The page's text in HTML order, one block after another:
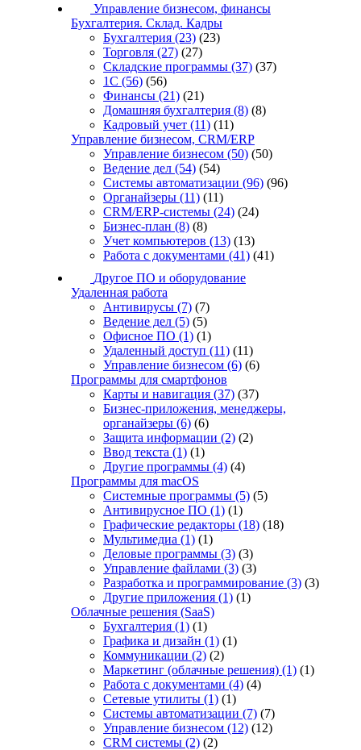
Управление бизнесом, финансы
Бухгалтерия. Склад. Кадры
Бухгалтерия (23) (23)
Торговля (27) (27)
Складские программы (37) (37)
1С (56) (56)
Финансы (21) (21)
Домашняя бухгалтерия (8) (8)
Кадровый учет (11) (11)
Управление бизнесом, CRM/ERP
Управление бизнесом (50) (50)
Ведение дел (54) (54)
Системы автоматизации (96) (96)
Органайзеры (11) (11)
CRM/ERP-системы (24) (24)
Бизнес-план (8) (8)
Учет компьютеров (13) (13)
Работа с документами (41) (41)
Другое ПО и оборудование
Удаленная работа
Антивирусы (7) (7)
Ведение дел (5) (5)
Офисное ПО (1) (1)
Удаленный доступ (11) (11)
Управление бизнесом (6) (6)
Программы для смартфонов
Карты и навигация (37) (37)
Бизнес-приложения, менеджеры,
органайзеры (6) (6)
Защита информации (2) (2)
Ввод текста (1) (1)
Другие программы (4) (4)
Программы для macOS
Системные программы (5) (5)
Антивирусное ПО (1) (1)
Графические редакторы (18) (18)
Мультимедиа (1) (1)
Деловые программы (3) (3)
Управление файлами (3) (3)
Разработка и программирование (3) (3)
Другие приложения (1) (1)
Облачные решения (SaaS)
Бухгалтерия (1) (1)
Графика и дизайн (1) (1)
Коммуникации (2) (2)
Маркетинг (облачные решения) (1) (1)
Работа с документами (4) (4)
Сетевые утилиты (1) (1)
Системы автоматизации (7) (7)
Управление бизнесом (12) (12)
CRM системы (2) (2)